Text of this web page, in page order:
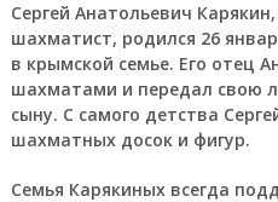
Сергей Анатольевич Карякин
шахматист, родился 26
в крымской семье. Его отец
шахматами и передал свою
сыну. С самого детства
шахматных досок и фигур.
Семья Карякиных всегда